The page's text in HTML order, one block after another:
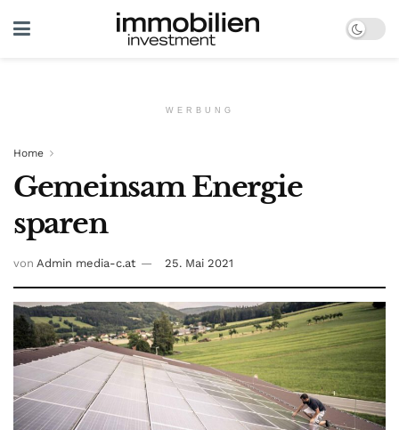
WERBUNG
Home
Gemeinsam Energie
sparen
von Admin media-c.at 25. Mai 2021